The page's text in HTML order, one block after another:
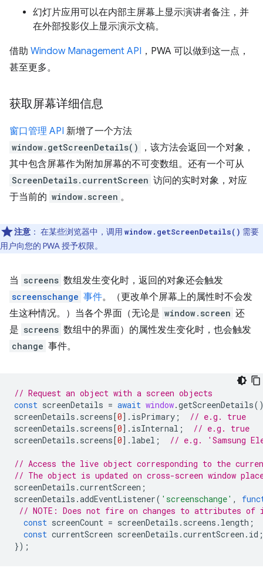
幻灯片应用可以在内部主屏幕上显示演讲者备注，并
在外部投影仪上显示演示文稿。
借助 Window Management API ，PWA 可以做到这一点，
甚至更多。
获取屏幕详细信息
窗口管理 API 新增了一个方法
window.getScreenDetails()
，该方法会返回一个对象，
其中包含屏幕作为附加屏幕的不可变数组。还有一个可从
ScreenDetails.currentScreen 访问的实时对象，对应
于当前的 window.screen 。
注意 ： 在某些浏览器中，调用 window.getScreenDetails() 需要
用户向您的 PWA 授予权限。
当 screens 数组发生变化时，返回的对象还会触发
screenschange 事件。（更改单个屏幕上的属性时不会发
生这种情况。）当各个界面（无论是 window.screen 还
是 screens 数组中的界面）的属性发生变化时，也会触发
change 事件。
// Request an object with a screen objects
const screenDetails = await window.getScreenDetails
screenDetails . screens[0]. isPrimary ;
// e.g. true
screenDetails . screens[0]. isInternal ;
// e.g. true
screenDetails . screens[0]. label ; // e.g. 'Samsung
// Access the live object corresponding to the
// The object is updated on cross-screen window
screenDetails .currentScreen ;
screenDetails .addEventListener( 'screenschange' ,
// NOTE: Does not fire on changes to attributes of
const screenCount = screenDetails . screens . length ;
const currentScreen screenDetails .currentScreen . id ;
});